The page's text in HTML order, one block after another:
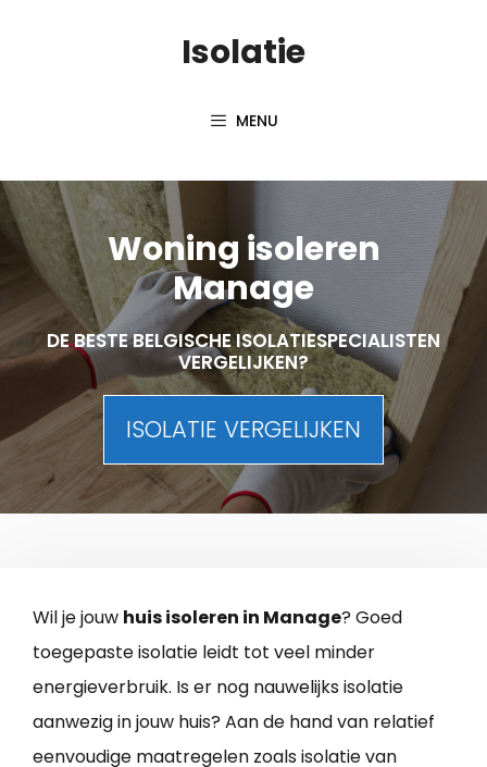
Isolatie
MENU
Woning isoleren
Manage
DE BESTE BELGISCHE ISOLATIESPECIALISTEN
VERGELIJKEN?
ISOLATIE VERGELIJKEN
Wil je jouw huis isoleren in Manage? Goed
toegepaste isolatie leidt tot veel minder
energieverbruik. Is er nog nauwelijks isolatie
aanwezig in jouw huis? Aan de hand van relatief
eenvoudige maatregelen zoals isolatie van